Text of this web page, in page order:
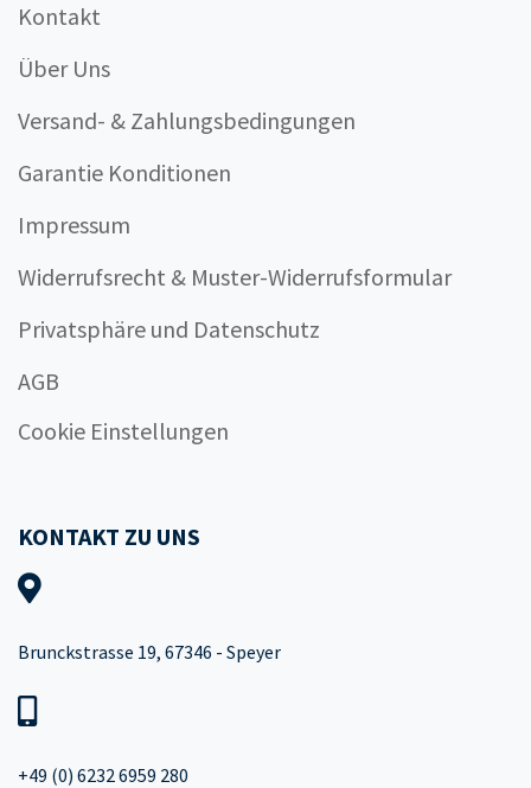
Kontakt
Über Uns
Versand- & Zahlungsbedingungen
Garantie Konditionen
Impressum
Widerrufsrecht & Muster-Widerrufsformular
Privatsphäre und Datenschutz
AGB
Cookie Einstellungen
KONTAKT ZU UNS
Brunckstrasse 19, 67346 - Speyer
+49 (0) 6232 6959 280